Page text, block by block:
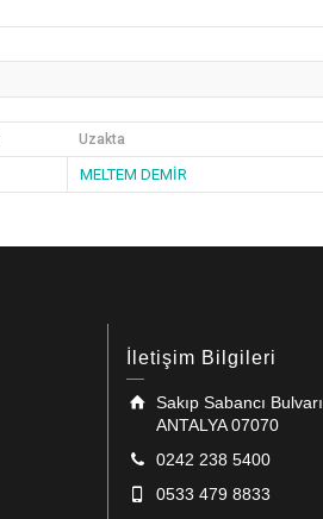
Uzakta
MELTEM DEMİR
İletişim Bilgileri
Sakıp Sabancı
ANTALYA 07070
0242 238 5400
0533 479 8833